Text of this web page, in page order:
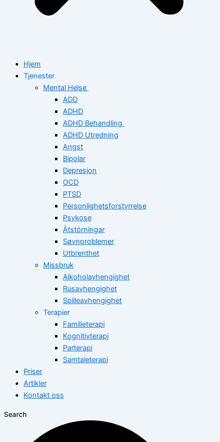
Hjem
Tjenester
Mental Helse
ADD
ADHD
ADHD Behandling
ADHD Utredning
Angst
Bipolar
Depresjon
OCD
PTSD
Personlighetsforstyrrelse
Psykose
Ätstörningar
Søvnproblemer
Utbrenthet
Missbruk
Alkoholavhengighet
Rusavhengighet
Spilleavhengighet
Terapier
Familieterapi
Kognitivterapi
Parterapi
Samtaleterapi
Priser
Artikler
Kontakt oss
Search